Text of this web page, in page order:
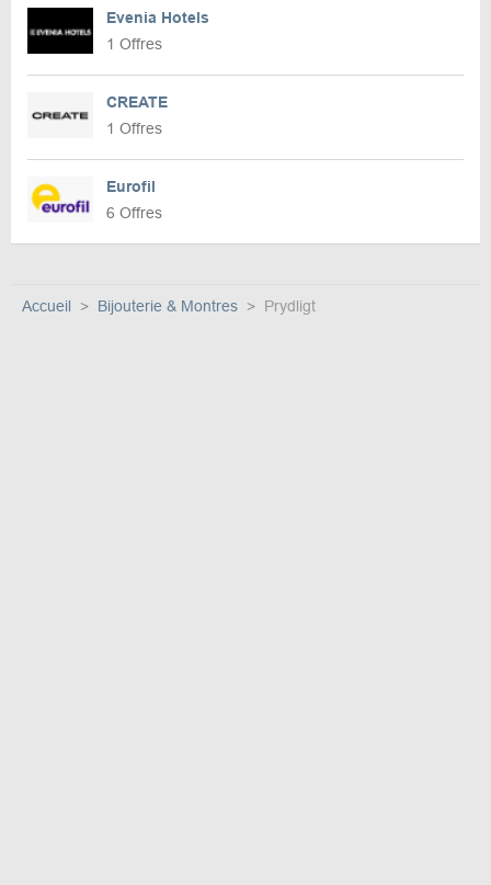
Evenia Hotels
1 Offres
CREATE
1 Offres
Eurofil
6 Offres
Accueil Bijouterie & Montres Prydligt